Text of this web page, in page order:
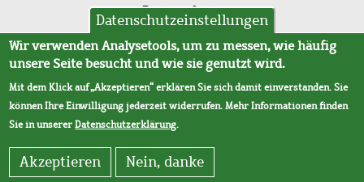
Datenschutz
AVB
Datenschutzeinstellungen
Wir verwenden Analysetools, um zu messen, wie häufig
unsere Seite besucht und wie sie genutzt wird.
Mit dem Klick auf „Akzeptieren“ erklären Sie sich damit einverstanden. Sie
können Ihre Einwilligung jederzeit widerrufen. Mehr Informationen finden
Sie in unsererDatenschutzerklärung.
Akzeptieren Nein, danke